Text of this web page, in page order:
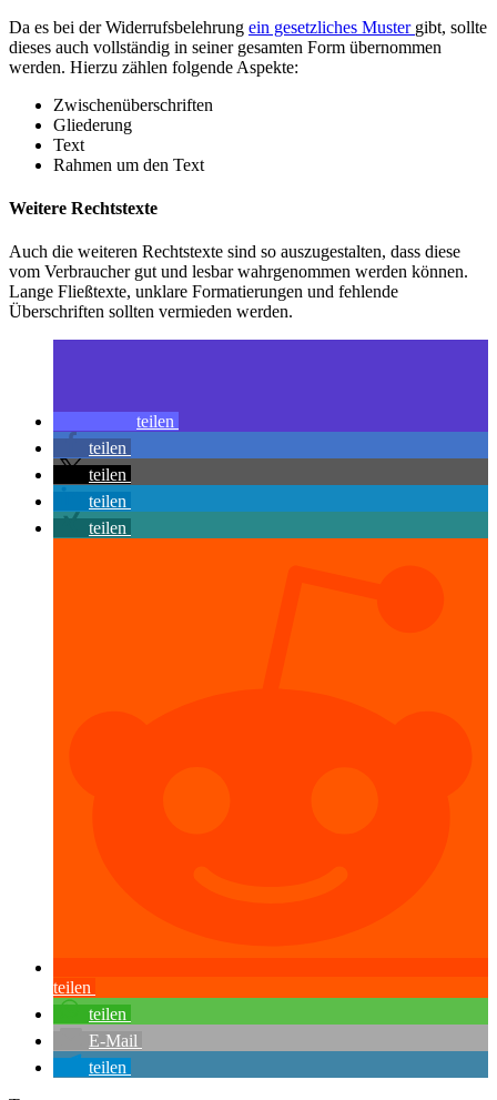
Da es bei der Widerrufsbelehrung ein gesetzliches Muster gibt, sollte
dieses auch vollständig in seiner gesamten Form übernommen
werden. Hierzu zählen folgende Aspekte:
Zwischenüberschriften
Gliederung
Text
Rahmen um den Text
Weitere Rechtstexte
Auch die weiteren Rechtstexte sind so auszugestalten, dass diese
vom Verbraucher gut und lesbar wahrgenommen werden können.
Lange Fließtexte, unklare Formatierungen und fehlende
Überschriften sollten vermieden werden.
teilen
teilen
teilen
teilen
teilen
teilen
teilen
E-Mail
teilen